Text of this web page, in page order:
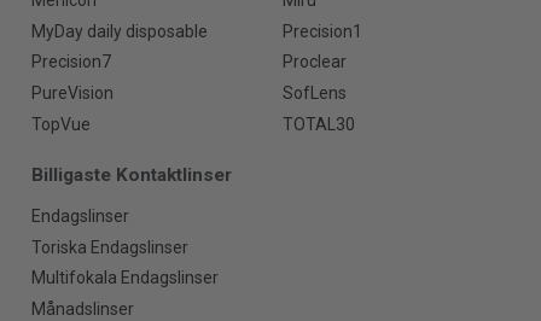
MyDay daily disposable
Precision1
Precision7
Proclear
PureVision
SofLens
TopVue
TOTAL30
Billigaste Kontaktlinser
Endagslinser
Toriska Endagslinser
Multifokala Endagslinser
Månadslinser